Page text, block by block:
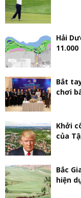
Hải
Bắt
chơi
Khởi
của
Bắc
hiện